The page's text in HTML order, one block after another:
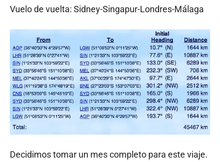
Vuelo de vuelta: Sidney-Singapur-Londres-Málaga
Decidimos tomar un mes completo para este viaje.